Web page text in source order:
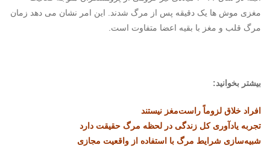
مغزی موش ها یک دقیقه پس از مرگ شدند. این امر نشان می دهد زمان
مرگ قلب و مغز با بقیه اعضا متفاوت است.
بیشتر بخوانید:
افراد خلاق لزوماً راست‌مغز نیستند
تجربه یادآوری کل زندگی در لحظه مرگ حقیقت دارد
شبیه‌سازی شرایط مرگ با استفاده از واقعیت مجازی